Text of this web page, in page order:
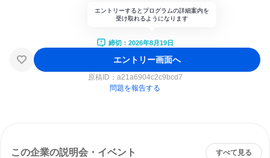
エントリーするとプログラムの詳細案内を
受け取れるようになります
締切：2026年8月19日
エントリー画面へ
原稿ID： a21a6904c2c9bcd7
問題を報告する
この企業の説明会・イベント すべて見る